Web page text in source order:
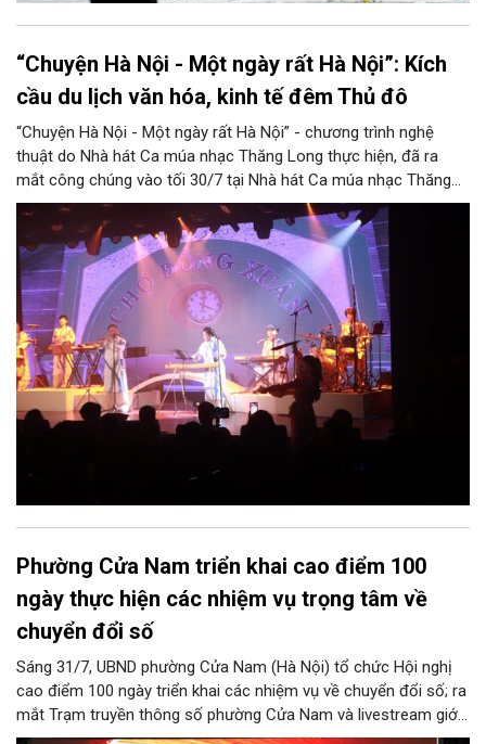
“Chuyện Hà Nội - Một ngày rất Hà Nội”: Kích
cầu du lịch văn hóa, kinh tế đêm Thủ đô
“Chuyện Hà Nội - Một ngày rất Hà Nội” - chương trình nghệ
thuật do Nhà hát Ca múa nhạc Thăng Long thực hiện, đã ra
mắt công chúng vào tối 30/7 tại Nhà hát Ca múa nhạc Thăng
Long (số 31 - 33 phố Lương Văn Can, phường Hoàn Kiếm).
Phường Cửa Nam triển khai cao điểm 100
ngày thực hiện các nhiệm vụ trọng tâm về
chuyển đổi số
Sáng 31/7, UBND phường Cửa Nam (Hà Nội) tổ chức Hội nghị
cao điểm 100 ngày triển khai các nhiệm vụ về chuyển đổi số; ra
mắt Trạm truyền thông số phường Cửa Nam và livestream giới
thiệu các sản phẩm du lịch gắn với di sản, văn hóa kiến trúc